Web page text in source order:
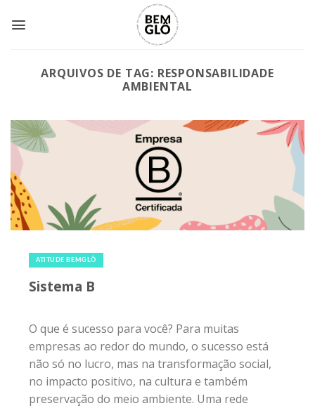
ARQUIVOS DE TAG: RESPONSABILIDADE
AMBIENTAL
ATITUDE BEMGLÔ
Sistema B
O que é sucesso para você? Para muitas
empresas ao redor do mundo, o sucesso está
não só no lucro, mas na transformação social,
no impacto positivo, na cultura e também
preservação do meio ambiente. Uma rede